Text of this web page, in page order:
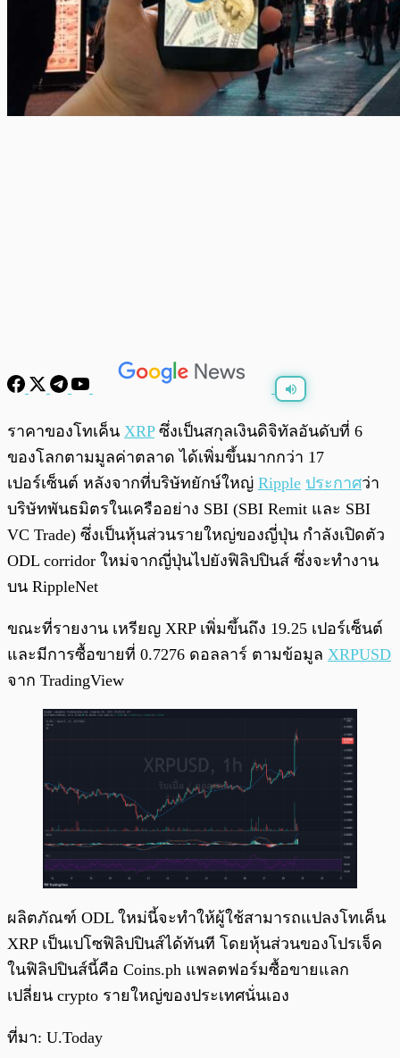
พร้อมเล่น 0:00 / 0:00
ราคาของโทเค็น XRPซึ่งเป็นสกุลเงินดิจิทัลอันดับที่ 6
ของโลกตามมูลค่าตลาด ได้เพิ่มขึ้นมากกว่า 17
เปอร์เซ็นต์ หลังจากที่บริษัทยักษ์ใหญ่ Ripple ประกาศว่า
บริษัทพันธมิตรในเครืออย่าง SBI (SBI Remit และ SBI
VC Trade) ซึ่งเป็นหุ้นส่วนรายใหญ่ของญี่ปุ่น กำลังเปิดตัว
ODL corridor ใหม่จากญี่ปุ่นไปยังฟิลิปปินส์ ซึ่งจะทำงาน
บน RippleNet
ขณะที่รายงาน เหรียญ XRP เพิ่มขึ้นถึง 19.25 เปอร์เซ็นต์
และมีการซื้อขายที่ 0.7276 ดอลลาร์ ตามข้อมูล XRPUSD
จาก TradingView
ผลิตภัณฑ์ ODL ใหม่นี้จะทำให้ผู้ใช้สามารถแปลงโทเค็น
XRP เป็นเปโซฟิลิปปินส์ได้ทันที โดยหุ้นส่วนของโปรเจ็ค
ในฟิลิปปินส์นี้คือ Coins.ph แพลตฟอร์มซื้อขายแลก
เปลี่ยน crypto รายใหญ่ของประเทศนั่นเอง
ที่มา: U.Today